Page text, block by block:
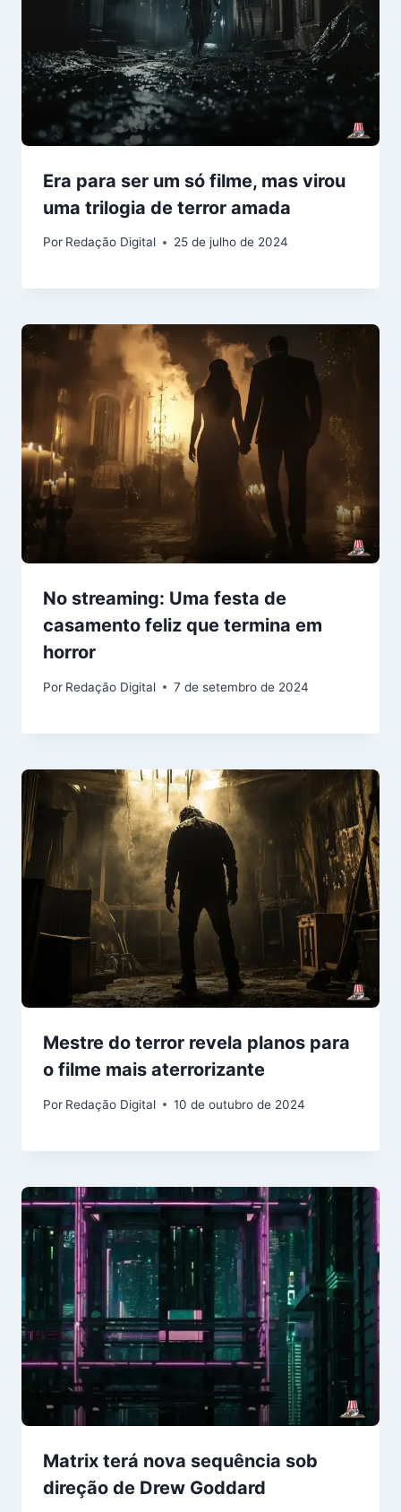
Era para ser um só filme, mas virou
uma trilogia de terror amada
Por Redação Digital 25 de julho de 2024
No streaming: Uma festa de
casamento feliz que termina em
horror
Por Redação Digital 7 de setembro de 2024
Mestre do terror revela planos para
o filme mais aterrorizante
Por Redação Digital 10 de outubro de 2024
Matrix terá nova sequência sob
direção de Drew Goddard